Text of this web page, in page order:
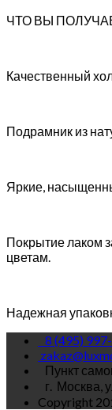
ЧТО ВЫ
Качественный
Подрамник из
Яркие,
Покрытие лаком
цветам.
Надежная
8 (495)
Пункт
г. Москва,
Copyright